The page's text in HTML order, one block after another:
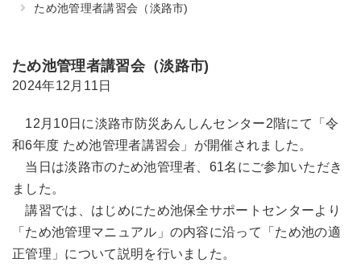
ため池管理者講習会（淡路市)
ため池管理者講習会（淡路市)
2024年12月11日
12月10日に淡路市防災あんしんセンター2階にて「令
和6年度 ため池管理者講習会」が開催されました。
当日は淡路市のため池管理者、61名にご参加いただき
ました。
講習では、はじめにため池保全サポートセンターより
「ため池管理マニュアル」の内容に沿って「ため池の適
正管理」について説明を行いました。